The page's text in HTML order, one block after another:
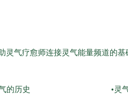
灵气疗愈师连接灵气能量频道的
的历史 •灵